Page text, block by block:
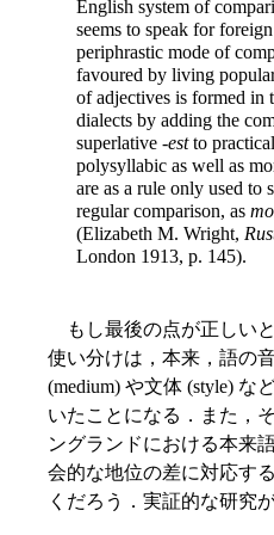
English system of
seems to speak for
periphrastic mode of
favoured by living
of adjectives is formed in
dialects by adding the
superlative -estto
polysyllabic as well as
are as a rule only used to
regular comparison, as
(Elizabeth M. Wright,
London 1913, p. 145).
もし最後の点が正しい
使い分けは，本来，語の
(medium) や文体 (style) な
いたことになる．また，
ングランドにおける本来
会的な地位の差に対応す
くだろう．実証的な研究